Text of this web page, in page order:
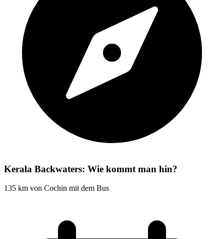
Kerala Backwaters: Wie kommt man hin?
135 km von Cochin mit dem Bus